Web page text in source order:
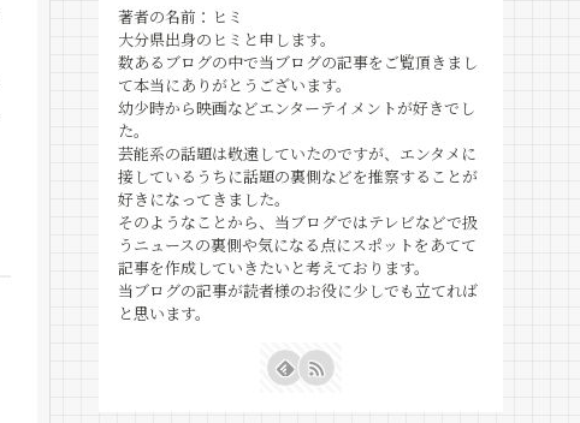
著者の名前：ヒミ
大分県出身のヒミと申します。
数あるブログの中で当ブログの記事をご覧頂きまし
て本当にありがとうございます。
幼少時から映画などエンターテイメントが好きでし
た。
芸能系の話題は敬遠していたのですが、エンタメに
接しているうちに話題の裏側などを推察することが
好きになってきました。
そのようなことから、当ブログではテレビなどで扱
うニュースの裏側や気になる点にスポットをあてて
記事を作成していきたいと考えております。
当ブログの記事が読者様のお役に少しでも立てれば
と思います。